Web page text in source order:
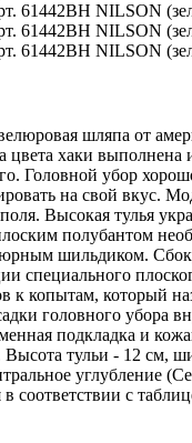
шляпа от
хаки выполнена
Головной убор
на свой вкус.
Высокая тулья
полубантом
шильдиком.
специального
к копытам, который
головного убора
подкладка и
тульи - 12 см,
углубление
соответствии с